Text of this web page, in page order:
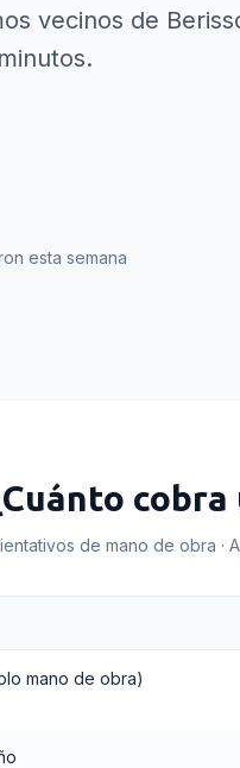
vecinos de
esta semana
cobra
de mano de obra ·
mano de obra)